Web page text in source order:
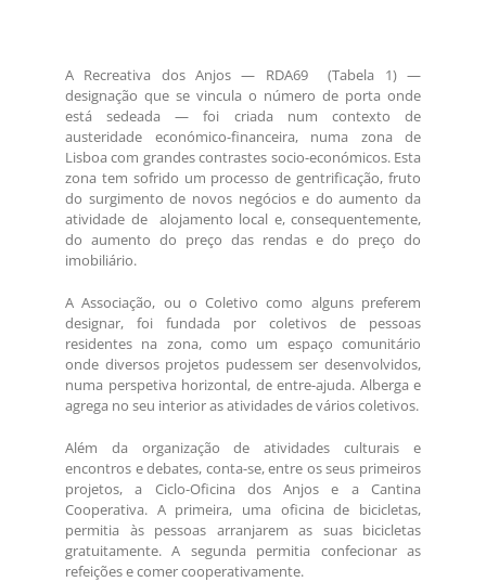
A Recreativa dos Anjos — RDA69 (Tabela 1) —
designação que se vincula o número de porta onde
está sedeada — foi criada num contexto de
austeridade económico-financeira, numa zona de
Lisboa com grandes contrastes socio-económicos. Esta
zona tem sofrido um processo de gentrificação, fruto
do surgimento de novos negócios e do aumento da
atividade de alojamento local e, consequentemente,
do aumento do preço das rendas e do preço do
imobiliário.
A Associação, ou o Coletivo como alguns preferem
designar, foi fundada por coletivos de pessoas
residentes na zona, como um espaço comunitário
onde diversos projetos pudessem ser desenvolvidos,
numa perspetiva horizontal, de entre-ajuda. Alberga e
agrega no seu interior as atividades de vários coletivos.
Além da organização de atividades culturais e
encontros e debates, conta-se, entre os seus primeiros
projetos, a Ciclo-Oficina dos Anjos e a Cantina
Cooperativa. A primeira, uma oficina de bicicletas,
permitia às pessoas arranjarem as suas bicicletas
gratuitamente. A segunda permitia confecionar as
refeições e comer cooperativamente.